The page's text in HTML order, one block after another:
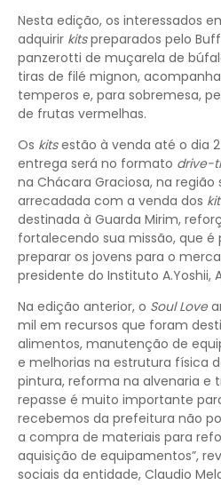
Nesta edição, os interessados
adquirir kitspreparados pelo
panzerotti de muçarela de
tiras de filé mignon,
temperos e, para sobremesa,
de frutas vermelhas.
Os kitsestão à venda até o dia
entrega será no formato drive-
na Chácara Graciosa, na região
arrecadada com a venda dos
destinada à Guarda Mirim,
fortalecendo sua missão, que
preparar os jovens para o
presidente do Instituto A.Yoshii,
Na edição anterior, o Soul Love
mil em recursos que foram
alimentos, manutenção de
e melhorias na estrutura física
pintura, reforma na alvenaria e
repasse é muito importante
recebemos da prefeitura não
a compra de materiais para
aquisição de equipamentos”,
sociais da entidade, Claudio